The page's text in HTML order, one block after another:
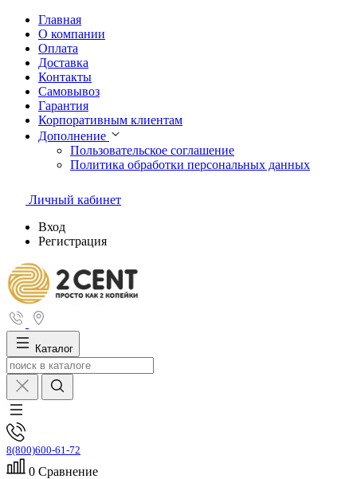
Главная
О компании
Оплата
Доставка
Контакты
Самовывоз
Гарантия
Корпоративным клиентам
Дополнение
Пользовательское соглашение
Политика обработки персональных данных
Личный кабинет
Вход
Регистрация
Каталог
8(800)600-61-72
0 Сравнение